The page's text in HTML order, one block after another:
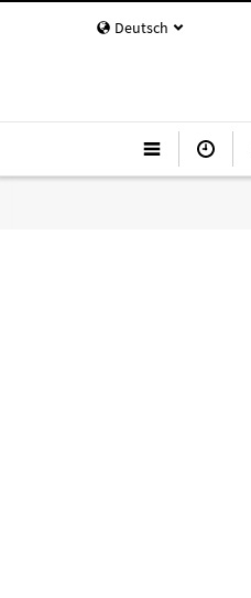
Deutsch